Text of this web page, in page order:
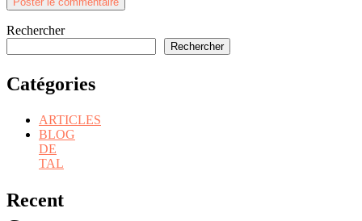
Rechercher
Rechercher
Catégories
ARTICLES
BLOG
DE
TAL
Recent